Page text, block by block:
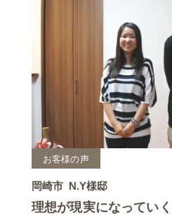
お客様の声
岡崎市 N.Y様邸
理想が現実になってい